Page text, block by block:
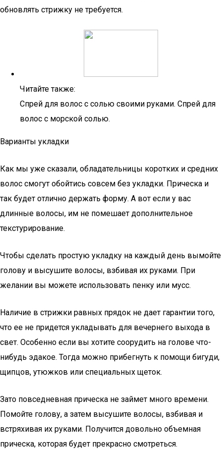
обновлять стрижку не требуется.
Читайте также:
Спрей для волос с солью своими руками. Спрей для
волос с морской солью.
Варианты укладки
Как мы уже сказали, обладательницы коротких и средних
волос смогут обойтись совсем без укладки. Прическа и
так будет отлично держать форму. А вот если у вас
длинные волосы, им не помешает дополнительное
текстурирование.
Чтобы сделать простую укладку на каждый день вымойте
голову и высушите волосы, взбивая их руками. При
желании вы можете использовать пенку или мусс.
Наличие в стрижки равных прядок не дает гарантии того,
что ее не придется укладывать для вечернего выхода в
свет. Особенно если вы хотите соорудить на голове что-
нибудь эдакое. Тогда можно прибегнуть к помощи бигуди,
щипцов, утюжков или специальных щеток.
Зато повседневная прическа не займет много времени.
Помойте голову, а затем высушите волосы, взбивая и
встряхивая их руками. Получится довольно объемная
прическа, которая будет прекрасно смотреться.